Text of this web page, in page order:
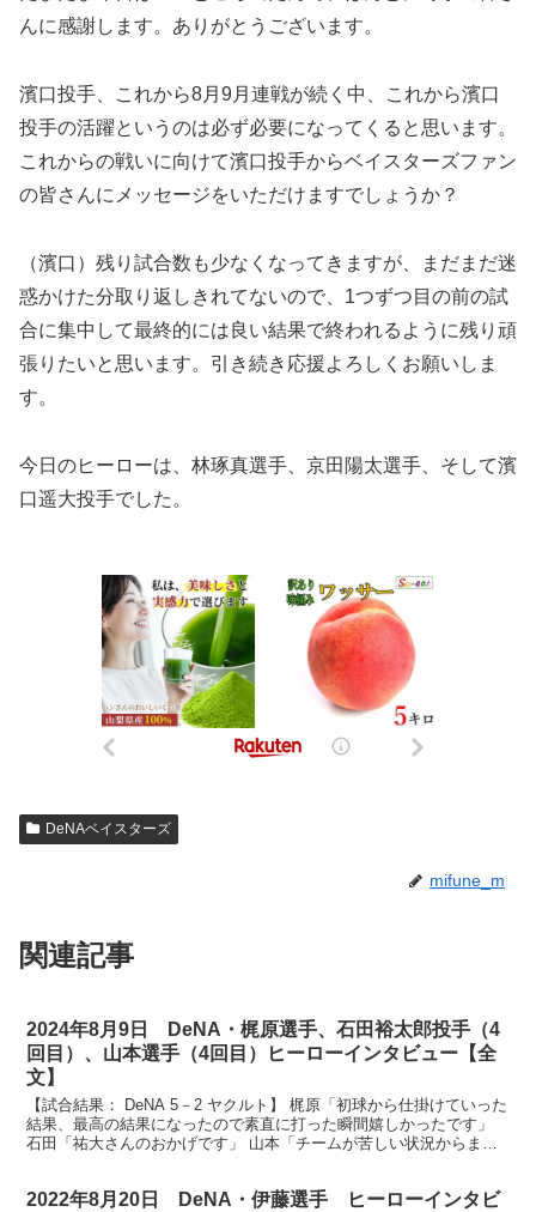
んに感謝します。ありがとうございます。
濱口投手、これから8月9月連戦が続く中、これから濱口
投手の活躍というのは必ず必要になってくると思います。
これからの戦いに向けて濱口投手からベイスターズファン
の皆さんにメッセージをいただけますでしょうか？
（濱口）残り試合数も少なくなってきますが、まだまだ迷
惑かけた分取り返しきれてないので、1つずつ目の前の試
合に集中して最終的には良い結果で終われるように残り頑
張りたいと思います。引き続き応援よろしくお願いしま
す。
今日のヒーローは、林琢真選手、京田陽太選手、そして濱
口遥大投手でした。
DeNAベイスターズ
mifune_m
関連記事
2024年8月9日 DeNA・梶原選手、石田裕太郎投手（4
回目）、山本選手（4回目）ヒーローインタビュー【全
文】
【試合結果： DeNA 5－2 ヤクルト】 梶原「初球から仕掛けていった
結果、最高の結果になったので素直に打った瞬間嬉しかったです」
石田「祐大さんのおかげです」 山本「チームが苦しい状況からまた
2022年8月20日 DeNA・伊藤選手 ヒーローインタビ